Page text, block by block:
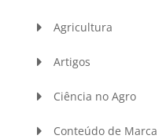
Agricultura
Artigos
Ciência no Agro
Conteúdo de Marca